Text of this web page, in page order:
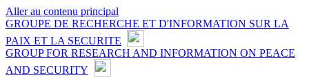
Aller au contenu principal
GROUPE DE RECHERCHE ET D'INFORMATION SUR LA
PAIX ET LA SECURITE
GROUP FOR RESEARCH AND INFORMATION ON PEACE
AND SECURITY